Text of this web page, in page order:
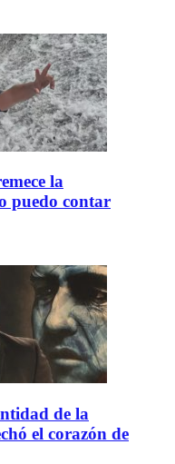
la
puedo contar
de la
el corazón de